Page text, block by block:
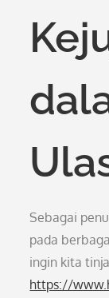
Sebagai
pada
ingin kita
https://